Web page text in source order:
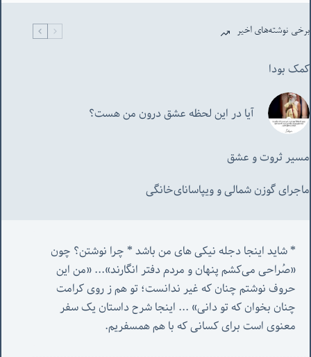
برخی نوشته‌های اخیر
کمک بودا
آیا در این لحظه عشق درون من هست؟
مسیر ثروت و عشق
ماجرای گوزن شمالی و‌ ویپاسانای‌خانگی
«صُراحی می‌کشم پنهان‌ و مردم‌ دفتر انگارند»... «
چنان بخوان که تو دانی» ...
معنوی است برای کسانی که با هم همسفریم.